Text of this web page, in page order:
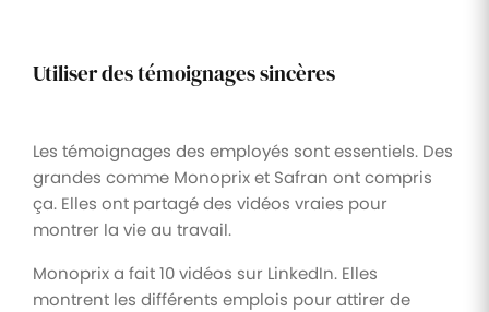
Utiliser des témoignages sincères
Les témoignages des employés sont essentiels. Des
grandes comme Monoprix et Safran ont compris
ça. Elles ont partagé des vidéos vraies pour
montrer la vie au travail.
Monoprix a fait 10 vidéos sur LinkedIn. Elles
montrent les différents emplois pour attirer de